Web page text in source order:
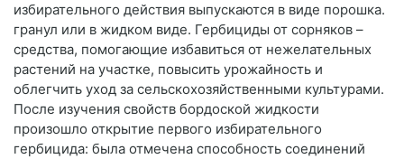
избирательного действия выпускаются в виде порошка.
гранул или в жидком виде. Гербициды от сорняков –
средства, помогающие избавиться от нежелательных
растений на участке, повысить урожайность и
облегчить уход за сельскохозяйственными культурами.
После изучения свойств бордоской жидкости
произошло открытие первого избирательного
гербицида: была отмечена способность соединений